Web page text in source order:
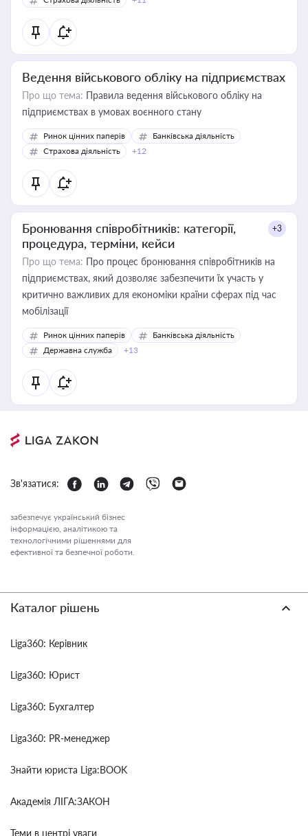
Ведення військового обліку на підприємствах
Про що тема: Правила ведення військового обліку на
підприємствах в умовах воєнного стану
Ринок цінних паперів
Банківська діяльність
Страхова діяльність
+12
Бронювання співробітників: категорії,
процедура, терміни, кейси
+3
Про що тема: Про процес бронювання співробітників на
підприємствах, який дозволяє забезпечити їх участь у
критично важливих для економіки країни сферах під час
мобілізації
Ринок цінних паперів
Банківська діяльність
Державна служба
+13
Зв'язатися:
забезпечує український бізнес
інформацією, аналітикою та
технологічними рішеннями для
ефективної та безпечної роботи.
Каталог рішень
Liga360: Керівник
Liga360: Юрист
Liga360: Бухгалтер
Liga360: PR-менеджер
Знайти юриста Liga:BOOK
Академія ЛІГА:ЗАКОН
Теми в центрі уваги